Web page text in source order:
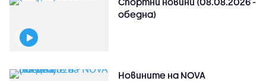
обедна)
Новините на NOVA